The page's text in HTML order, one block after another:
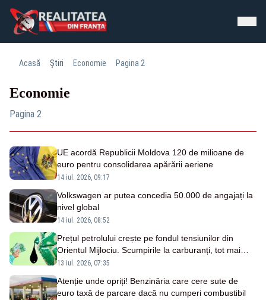
Acasă Știri Economie Pagina 2
Economie
Pagina 2
UE acordă Republicii Moldova 120 de milioane de
euro pentru consolidarea apărării aeriene
14 iul. 2026, 09:17
Volkswagen ar putea concedia 50.000 de angajați la
nivel global
14 iul. 2026, 08:52
Prețul petrolului crește pe fondul tensiunilor din
Orientul Mijlociu. Scumpirile la carburanți, tot mai
probabile
13 iul. 2026, 07:35
Atenție unde opriți! Benzinăria care cere sute de
euro taxă de parcare dacă nu cumperi combustibil